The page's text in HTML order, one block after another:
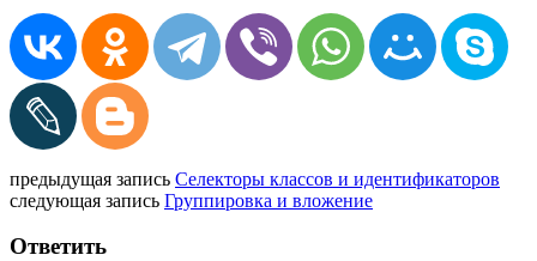
предыдущая запись Селекторы классов и идентификаторов
следующая запись Группировка и вложение
Ответить